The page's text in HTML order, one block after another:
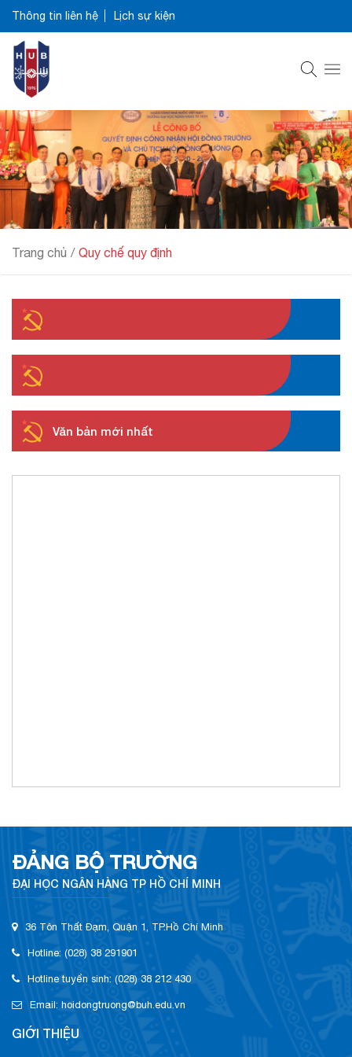
Thông tin liên hệ Lịch sự kiện
Trang chủ / Quy chế quy định
Văn bản mới nhất
ĐẢNG BỘ TRƯỜNG
ĐẠI HỌC NGÂN HÀNG TP HỒ CHÍ MINH
36 Tôn Thất Đạm, Quận 1, TP.Hồ Chí Minh
Hotline: (028) 38 291901
Hotline tuyển sinh: (028) 38 212 430
Email: hoidongtruong@buh.edu.vn
GIỚI THIỆU